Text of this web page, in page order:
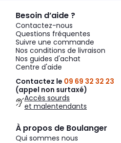
Besoin d’aide ?
Contactez-nous
Questions fréquentes
Suivre une commande
Nos conditions de livraison
Nos guides d'achat
Centre d'aide
Contactez le 09 69 32 32 23
(appel non surtaxé)
Accès sourds
et malentendants
À propos de Boulanger
Qui sommes nous